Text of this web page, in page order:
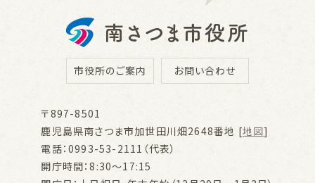
市役所のご案内 お問い合わせ
〒897-8501
鹿児島県南さつま市加世田川畑2648番地 [地図]
電話：0993-53-2111（代表）
開庁時間：8:30～17:15